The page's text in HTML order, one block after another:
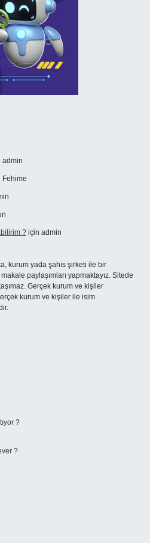
admin
Fehime
? için admin
kurum yada şahıs şirketi ile bir
paylaşımları yapmaktayız. Sitede
Gerçek kurum ve kişiler
kurum ve kişiler ile isim
?
?